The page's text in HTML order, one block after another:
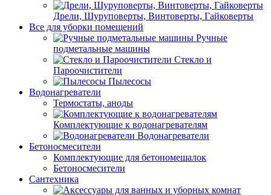
Дрели, Шуруповерты, Винтоверты, Гайковерты
Все для уборки помещений
Ручные
подметальные машины
Стекло и
Пароочистители
Пылесосы
Водонагреватели
Термостаты, аноды
Комплектующие к водонагревателям
Водонагреватели
Бетоносмесители
Комплектующие для бетономешалок
Бетоносмесители
Сантехника